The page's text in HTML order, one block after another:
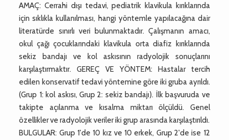
AMAÇ: Cerrahi dışı tedavi, pediatrik klavikula kırıklarında
için sıklıkla kullanılması, hangi yöntemle yapılacağına dair
literatürde sınırlı veri bulunmaktadır. Çalışmanın amacı,
okul çağı çocuklarındaki klavikula orta diafiz kırıklarında
sekiz bandajı ve kol askısının radyolojik sonuçlarını
karşılaştırmaktır. GEREÇ VE YÖNTEM: Hastalar tercih
edilen konservatif tedavi yöntemine göre iki gruba ayrıldı.
(Grup 1: kol askısı, Grup 2: sekiz bandajı). İlk başvuruda ve
takipte açılanma ve kısalma miktarı ölçüldü. Genel
özellikler ve radyolojik veriler iki grup arasında karşılaştırıldı.
BULGULAR: Grup 1'de 10 kız ve 10 erkek, Grup 2'de ise 12